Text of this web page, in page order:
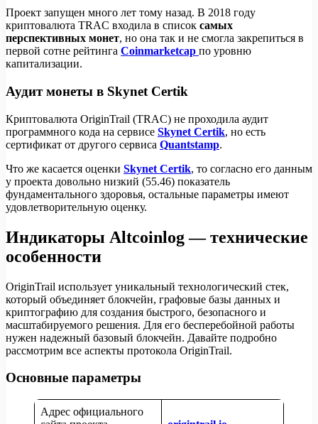
Проект запущен много лет тому назад. В 2018 году
криптовалюта TRAC входила в список самых
перспективных монет, но она так и не смогла закрепиться в
первой сотне рейтинга Coinmarketcap по уровню
капитализации.
Аудит монеты в Skynet Certik
Криптовалюта OriginTrail (TRAC) не проходила аудит
программного кода на сервисе Skynet Certik, но есть
сертификат от другого сервиса Quantstamp.
Что же касается оценки Skynet Certik, то согласно его данным
у проекта довольно низкий (55.46) показатель
фундаментального здоровья, остальные параметры имеют
удовлетворительную оценку.
Индикаторы Altcoinlog — технические
особенности
OriginTrail использует уникальный технологический стек,
который объединяет блокчейн, графовые базы данных и
криптографию для создания быстрого, безопасного и
масштабируемого решения. Для его бесперебойной работы
нужен надежный базовый блокчейн. Давайте подробно
рассмотрим все аспекты протокола OriginTrail.
Основные параметры
Адрес официального